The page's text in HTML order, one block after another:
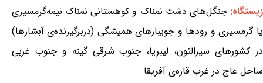
زیستگاه:جنگل‌های دشت نمناک و کوهستانی نمناک نیمه‌گرمسیری
یا گرمسیری و رودها و جویبارهای همیشگی (دربرگیرنده‌ی آبشارها)
در کشورهای سیرالئون، لیبریا، جنوب شرقی گینه و جنوب غربی
ساحل عاج در غرب قاره‌ی آفریقا